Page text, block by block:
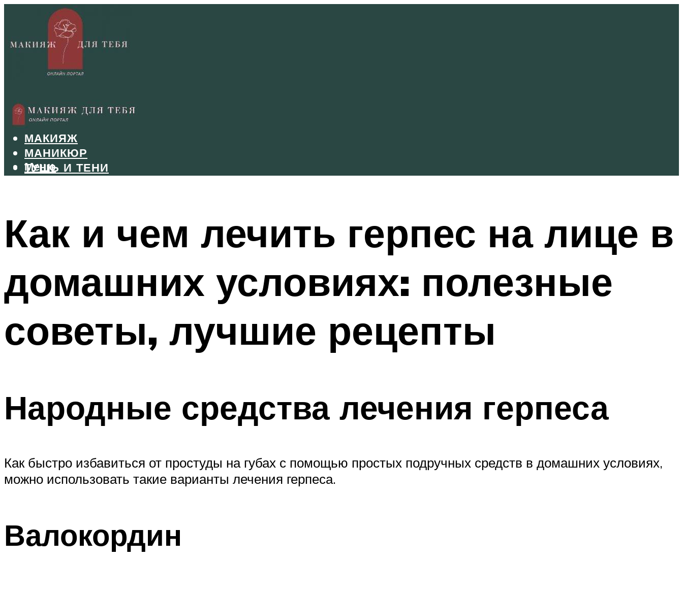
БРОВИ
ВОЛОСЫ
МАКИЯЖ
МАНИКЮР
ТУШЬ И ТЕНИ
Меню
Как и чем лечить герпес на лице в
домашних условиях: полезные
советы, лучшие рецепты
Народные средства лечения герпеса
Как быстро избавиться от простуды на губах с помощью простых подручных средств в домашних условиях,
можно использовать такие варианты лечения герпеса.
Валокордин